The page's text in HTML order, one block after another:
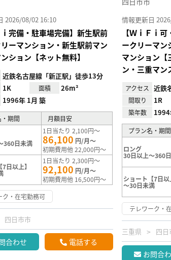
2026/08/02 16:10
ｉ完備・駐車場完備】新生駅前
ーマンション・新生駅前マン
ション【ネット無料】
近鉄名古屋線「新正駅」徒歩13分
1K 面積 26m²
1996年 1月 築
期間 月額目安
360日未満
1日当たり 2,100円～
86,100 円/月～
初期費用他 22,000円～
日以上】
1日当たり 2,300円～
92,100 円/月～
初期費用他 16,500円～
ク・在宅勤務可
四日市市
合わせ 電話する
情報更新日
【ＷｉＦｉ
ークリーマン
マンション【
ン・三重マン
アクセス 近鉄
間取り 1R
築年数
プラン名・期間
ロング
30日以上～360
ショート【7日以
～30日未満
テレワーク・
三重県 四日
お問合